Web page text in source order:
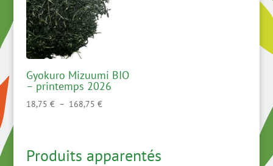
Gyokuro Mizuumi BIO
– printemps 2026
18,75 € – 168,75 €Plage
à
Produits apparentés